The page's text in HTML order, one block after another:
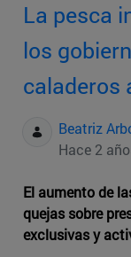
La pesca
los
caladeros
Beatriz
Hace 2
El aumento de
quejas sobre
exclusivas y